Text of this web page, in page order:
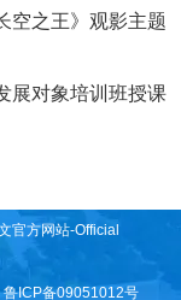
空之王》观影主题
展对象培训班授课
官方网站-Official
ICP备09051012号